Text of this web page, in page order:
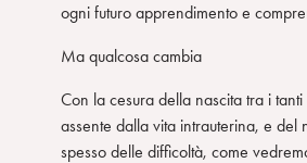
n
n
s
o
ogni futuro apprendimento e
Ma qualcosa cambia
Con la cesura della nascita tra i
assente dalla vita intrauterina, e del
spesso delle difficoltà, come